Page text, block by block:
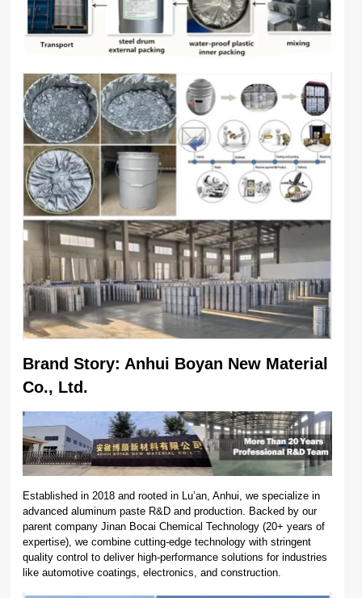
Brand Story: Anhui Boyan New Material
Co., Ltd.
Established in 2018 and rooted in Lu’an, Anhui, we specialize in
advanced aluminum paste R&D and production. Backed by our
parent company Jinan Bocai Chemical Technology (20+ years of
expertise), we combine cutting-edge technology with stringent
quality control to deliver high-performance solutions for industries
like automotive coatings, electronics, and construction.